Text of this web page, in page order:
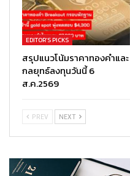
EDITOR’S PICKS
สรุปแนวโน้มราคาทองคำและ
กลยุทธ์ลงทุนวันนี้ 6
ส.ค.2569
PREV NEXT